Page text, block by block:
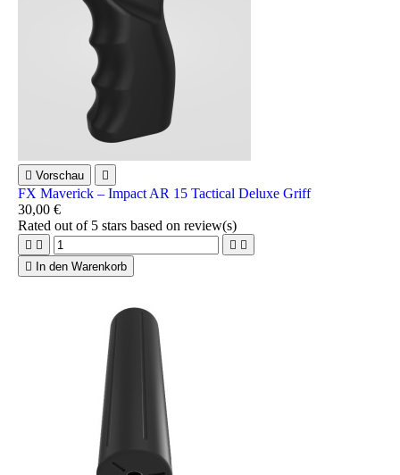
 Vorschau 
FX Maverick – Impact AR 15 Tactical Deluxe Griff
30,00 €
Rated out of 5 stars based on review(s)
   

In den Warenkorb